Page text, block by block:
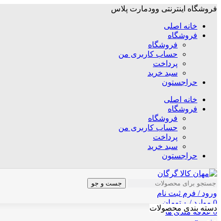
فروشگاه اینترنتی وودمارت پلاس
خانه اصلی
فروشگاه
فروشگاه
حساب کاربری من
پرداخت
سبد خرید
حراجستون
خانه اصلی
فروشگاه
فروشگاه
حساب کاربری من
پرداخت
سبد خرید
حراجستون
جست و جو
ورود / فرم ثبت نام
0 موارد / ۰ تومان
0 علاقه مندی ها
دسته بندی محصولات